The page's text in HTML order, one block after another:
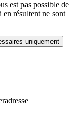
est pas possible de
en résultent ne sont
uniquement